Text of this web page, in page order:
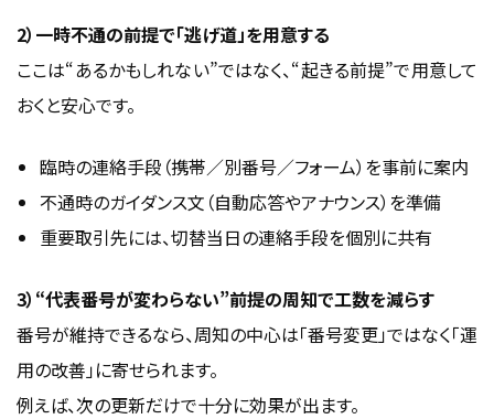
2）一時不通の前提で「逃げ道」を用意する
ここは“あるかもしれない”ではなく、“起きる前提”で用意して
おくと安心です。
臨時の連絡手段（携帯／別番号／フォーム）を事前に案内
不通時のガイダンス文（自動応答やアナウンス）を準備
重要取引先には、切替当日の連絡手段を個別に共有
3）“代表番号が変わらない”前提の周知で工数を減らす
番号が維持できるなら、周知の中心は「番号変更」ではなく「運
用の改善」に寄せられます。
例えば、次の更新だけで十分に効果が出ます。